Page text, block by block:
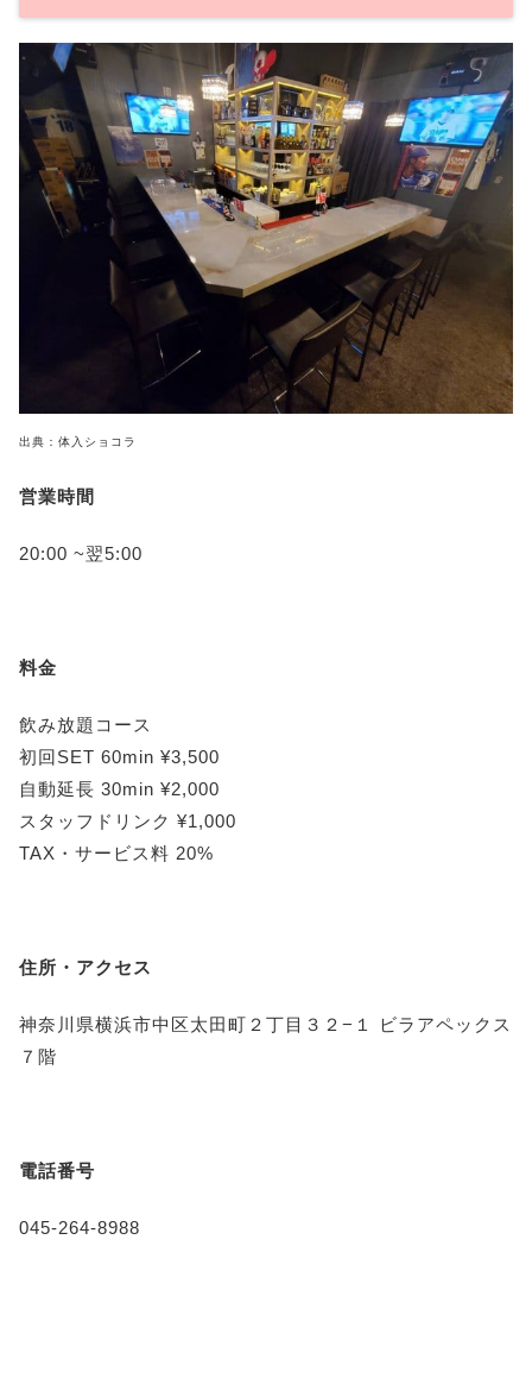
出典：体入ショコラ
営業時間
20:00 ~翌5:00
料金
飲み放題コース
初回SET 60min ¥3,500
自動延長 30min ¥2,000
スタッフドリンク ¥1,000
TAX・サービス料 20%
住所・アクセス
神奈川県横浜市中区太田町２丁目３２−１ ビラアペックス
７階
電話番号
045-264-8988